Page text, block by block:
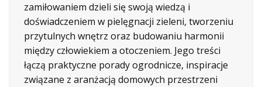
zamiłowaniem dzieli się swoją wiedzą i
doświadczeniem w pielęgnacji zieleni, tworzeniu
przytulnych wnętrz oraz budowaniu harmonii
między człowiekiem a otoczeniem. Jego treści
łączą praktyczne porady ogrodnicze, inspiracje
związane z aranżacją domowych przestrzeni